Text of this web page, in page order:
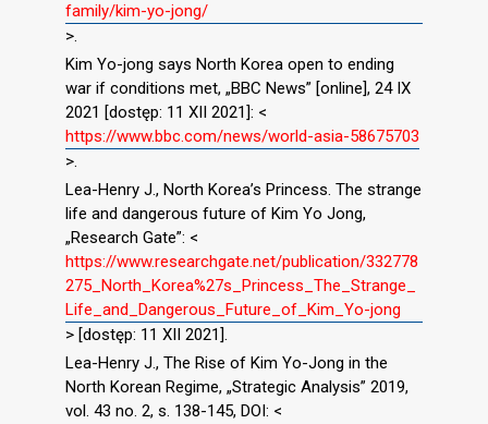
family/kim-yo-jong/
>.
Kim Yo-jong says North Korea open to ending
war if conditions met, „BBC News” [online], 24 IX
2021 [dostęp: 11 XII 2021]: <
https://www.bbc.com/news/world-asia-58675703
>.
Lea-Henry J., North Korea’s Princess. The strange
life and dangerous future of Kim Yo Jong,
„Research Gate”: <
https://www.researchgate.net/publication/332778
275_North_Korea%27s_Princess_The_Strange_
Life_and_Dangerous_Future_of_Kim_Yo-jong
> [dostęp: 11 XII 2021].
Lea-Henry J., The Rise of Kim Yo-Jong in the
North Korean Regime, „Strategic Analysis” 2019,
vol. 43 no. 2, s. 138-145, DOI: <